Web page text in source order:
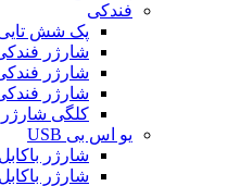
فندکی
پک شش
شارژر
شارژر
شارژر
کلگی
یو اس بی USB
شارژر
شارژر